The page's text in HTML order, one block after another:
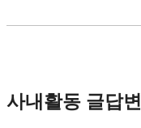
사내활동 글답변